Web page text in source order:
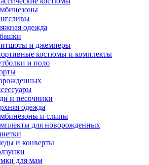
одежда
и джемперы
костюмы и комплекты
и поло
и песочники
одежда
и слипы
для новорожденных
и конверты
для мам